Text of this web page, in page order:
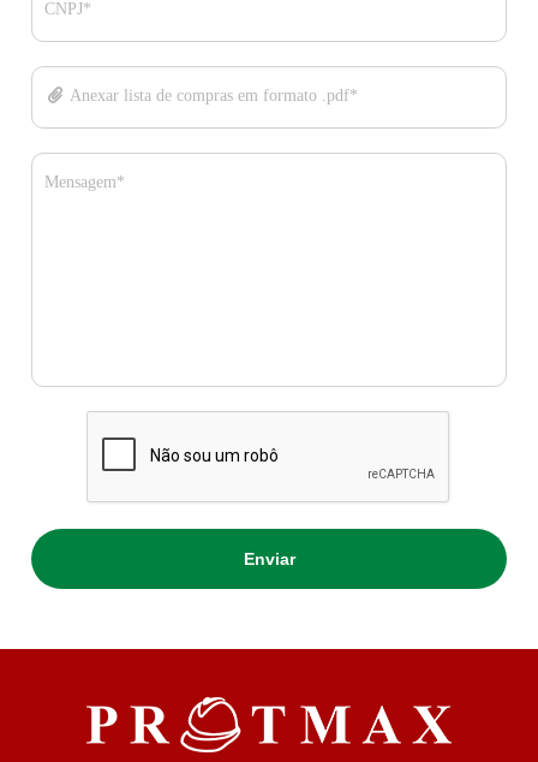
CNPJ*
Anexar lista de compras em formato .pdf*
Mensagem*